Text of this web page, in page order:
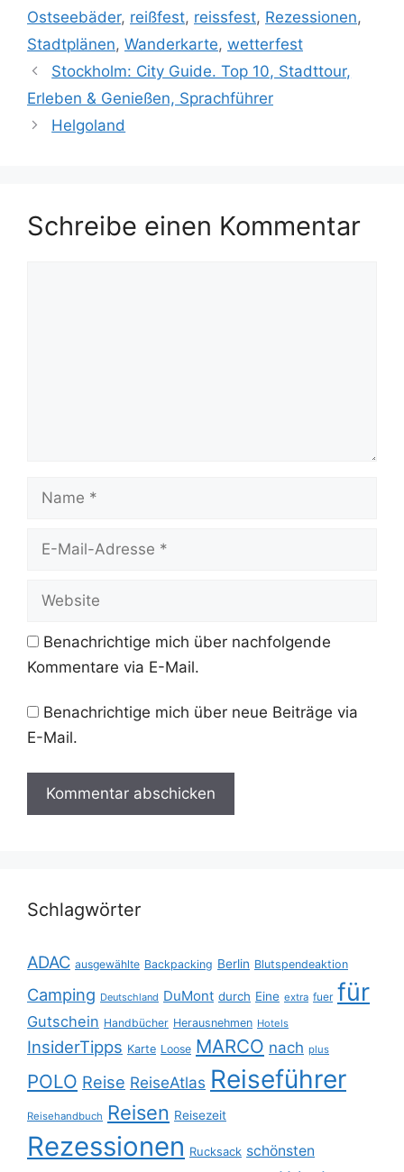
Ostseebäder, reißfest, reissfest, Rezessionen,
Stadtplänen, Wanderkarte, wetterfest
Stockholm: City Guide. Top 10, Stadttour,
Erleben & Genießen, Sprachführer
Helgoland
Schreibe einen Kommentar
Mail-
Benachrichtige mich über nachfolgende
Kommentare via E-Mail.
Benachrichtige mich über neue Beiträge via
E-Mail.
Schlagwörter
ADAC ausgewählte Backpacking Berlin Blutspendeaktion
Camping Deutschland DuMont durch Eine extra fuer für
Gutschein Handbücher Herausnehmen Hotels
InsiderTipps Karte Loose MARCO nach plus
POLO Reise ReiseAtlas Reiseführer
Reisehandbuch Reisen Reisezeit
Rezessionen Rucksack schönsten